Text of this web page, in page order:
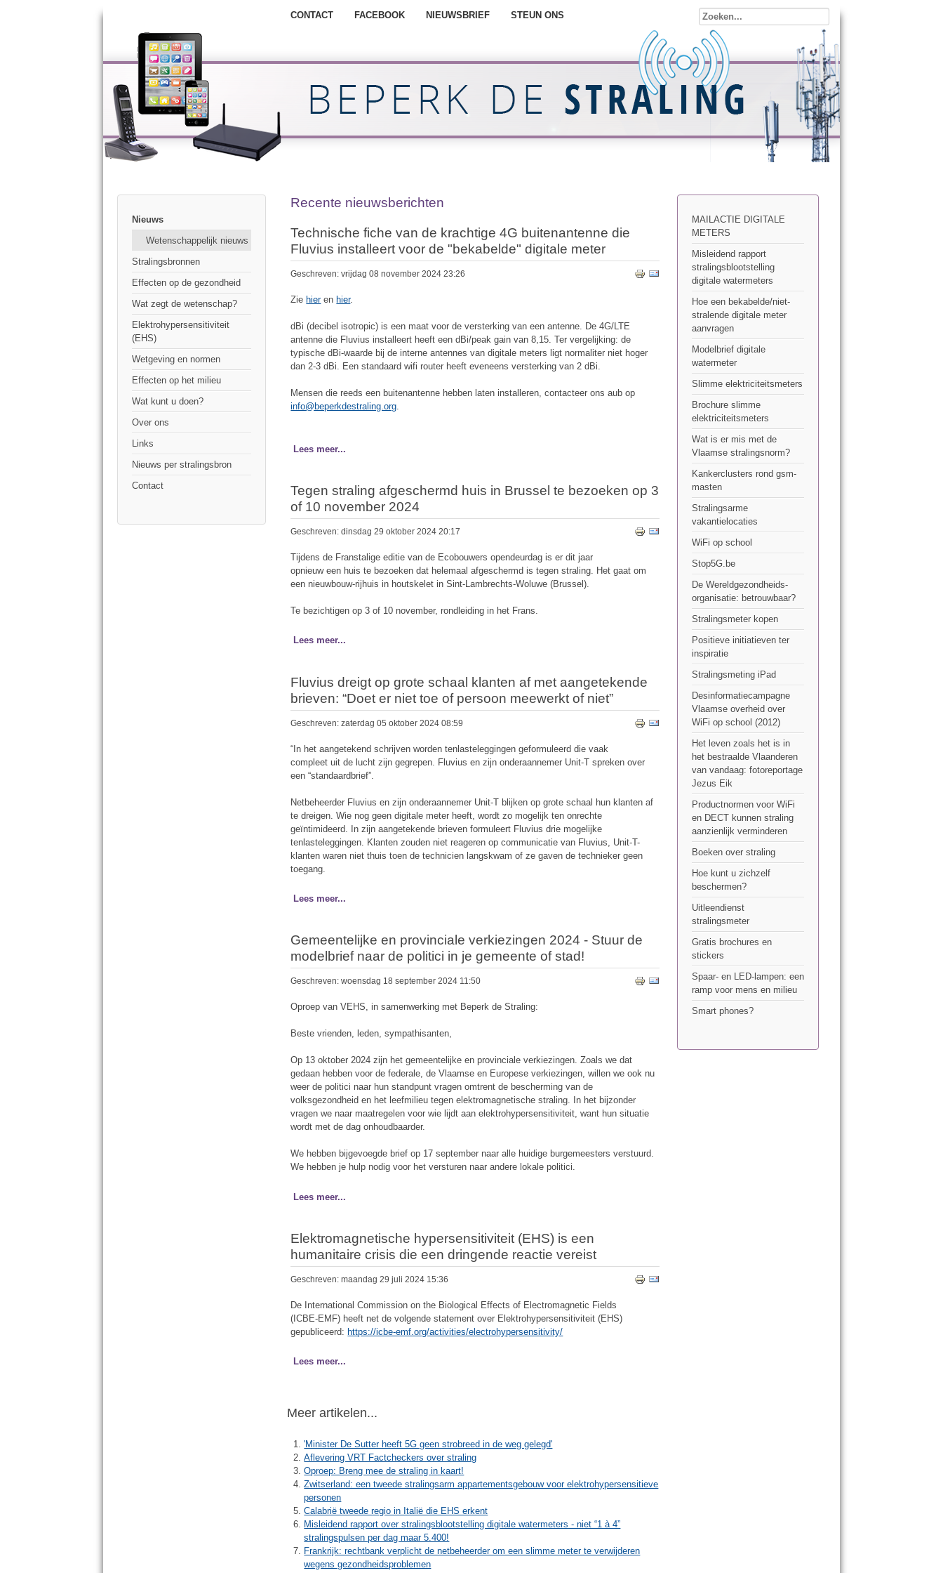
CONTACT FACEBOOK NIEUWSBRIEF STEUN ONS
Nieuws
Wetenschappelijk nieuws
Stralingsbronnen
Effecten op de gezondheid
Wat zegt de wetenschap?
Elektrohypersensitiviteit
(EHS)
Wetgeving en normen
Effecten op het milieu
Wat kunt u doen?
Over ons
Links
Nieuws per stralingsbron
Contact
Recente nieuwsberichten
Technische fiche van de krachtige 4G buitenantenne die
Fluvius installeert voor de "bekabelde" digitale meter
Geschreven: vrijdag 08 november 2024 23:26
Zie hieren hier.
dBi (decibel isotropic) is een maat voor de versterking van een antenne. De 4G/LTE
antenne die Fluvius installeert heeft een dBi/peak gain van 8,15. Ter vergelijking: de
typische dBi-waarde bij de interne antennes van digitale meters ligt normaliter niet hoger
dan 2-3 dBi. Een standaard wifi router heeft eveneens versterking van 2 dBi.
Mensen die reeds een buitenantenne hebben laten installeren, contacteer ons aub op
info@beperkdestraling.org
Lees meer...
Tegen straling afgeschermd huis in Brussel te bezoeken op 3
of 10 november 2024
Geschreven: dinsdag 29 oktober 2024 20:17
Tijdens de Franstalige editie van de Ecobouwers opendeurdag is er dit jaar
opnieuw een huis te bezoeken dat helemaal afgeschermd is tegen straling. Het gaat om
een nieuwbouw-rijhuis in houtskelet in Sint-Lambrechts-Woluwe (Brussel).
Te bezichtigen op 3 of 10 november, rondleiding in het Frans.
Lees meer...
Fluvius dreigt op grote schaal klanten af met aangetekende
brieven: “Doet er niet toe of persoon meewerkt of niet”
Geschreven: zaterdag 05 oktober 2024 08:59
“In het aangetekend schrijven worden tenlasteleggingen geformuleerd die vaak
compleet uit de lucht zijn gegrepen. Fluvius en zijn onderaannemer Unit-T spreken over
een “standaardbrief”.
Netbeheerder Fluvius en zijn onderaannemer Unit-T blijken op grote schaal hun klanten af
te dreigen. Wie nog geen digitale meter heeft, wordt zo mogelijk ten onrechte
geïntimideerd. In zijn aangetekende brieven formuleert Fluvius drie mogelijke
tenlasteleggingen. Klanten zouden niet reageren op communicatie van Fluvius, Unit-T-
klanten waren niet thuis toen de technicien langskwam of ze gaven de technieker geen
toegang.
Lees meer...
Gemeentelijke en provinciale verkiezingen 2024 - Stuur de
modelbrief naar de politici in je gemeente of stad!
Geschreven: woensdag 18 september 2024 11:50
Oproep van VEHS, in samenwerking met Beperk de Straling:
Beste vrienden, leden, sympathisanten,
Op 13 oktober 2024 zijn het gemeentelijke en provinciale verkiezingen. Zoals we dat
gedaan hebben voor de federale, de Vlaamse en Europese verkiezingen, willen we ook nu
weer de politici naar hun standpunt vragen omtrent de bescherming van de
volksgezondheid en het leefmilieu tegen elektromagnetische straling. In het bijzonder
vragen we naar maatregelen voor wie lijdt aan elektrohypersensitiviteit, want hun situatie
wordt met de dag onhoudbaarder.
We hebben bijgevoegde brief op 17 september naar alle huidige burgemeesters verstuurd.
We hebben je hulp nodig voor het versturen naar andere lokale politici.
Lees meer...
Elektromagnetische hypersensitiviteit (EHS) is een
humanitaire crisis die een dringende reactie vereist
Geschreven: maandag 29 juli 2024 15:36
De International Commission on the Biological Effects of Electromagnetic Fields
(ICBE-EMF) heeft net de volgende statement over Elektrohypersensitiviteit (EHS)
gepubliceerd: https://icbe-emf.org/activities/electrohypersensitivity/
Lees meer...
Meer artikelen...
'Minister De Sutter heeft 5G geen strobreed in de weg gelegd'
Aflevering VRT Factcheckers over straling
Oproep: Breng mee de straling in kaart!
Zwitserland: een tweede stralingsarm appartementsgebouw voor elektrohypersensitieve
personen
Calabrië tweede regio in Italië die EHS erkent
Misleidend rapport over stralingsblootstelling digitale watermeters - niet “1 à 4”
stralingspulsen per dag maar 5.400!
Frankrijk: rechtbank verplicht de netbeheerder om een slimme meter te verwijderen
wegens gezondheidsproblemen
MAILACTIE DIGITALE
METERS
Misleidend rapport
stralingsblootstelling
digitale watermeters
Hoe een bekabelde/niet-
stralende digitale meter
aanvragen
Modelbrief digitale
watermeter
Slimme elektriciteitsmeters
Brochure slimme
elektriciteitsmeters
Wat is er mis met de
Vlaamse stralingsnorm?
Kankerclusters rond gsm-
masten
Stralingsarme
vakantielocaties
WiFi op school
Stop5G.be
De Wereldgezondheids-
organisatie: betrouwbaar?
Stralingsmeter kopen
Positieve initiatieven ter
inspiratie
Stralingsmeting iPad
Desinformatiecampagne
Vlaamse overheid over
WiFi op school (2012)
Het leven zoals het is in
het bestraalde Vlaanderen
van vandaag: fotoreportage
Jezus Eik
Productnormen voor WiFi
en DECT kunnen straling
aanzienlijk verminderen
Boeken over straling
Hoe kunt u zichzelf
beschermen?
Uitleendienst
stralingsmeter
Gratis brochures en
stickers
Spaar- en LED-lampen: een
ramp voor mens en milieu
Smart phones?